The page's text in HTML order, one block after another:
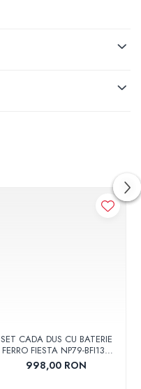
SET CADA DUS CU BATERIE
FERRO FIESTA NP79-BFI13U
CROM
998,00 RON